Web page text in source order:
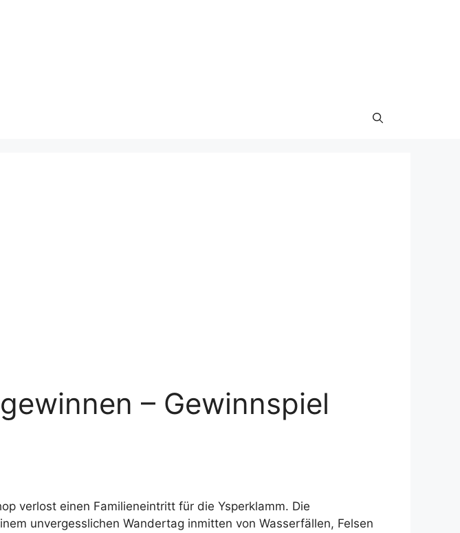
– Gewinnspiel
verlost einen Familieneintritt für die Ysperklamm. Die
unvergesslichen Wandertag inmitten von Wasserfällen, Felsen